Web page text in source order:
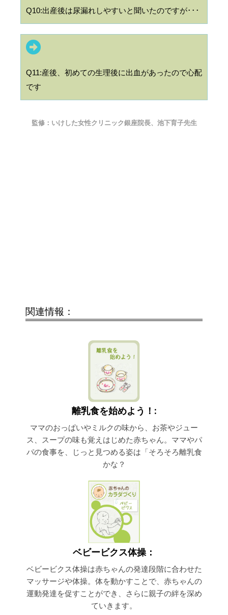
Q10:出産後は尿漏れしやすいと聞いたのですが･･･
Q11:産後、初めての生理後に出血があったので心配
です
監修：いけした女性クリニック銀座院長、池下育子先生
関連情報：
離乳食を始めよう！:
ママのおっぱいやミルクの味から、お茶やジュー
ス、スープの味も覚えはじめた赤ちゃん。ママやパ
パの食事を、じっと見つめる姿は「そろそろ離乳食
かな？
ベビービクス体操：
ベビービクス体操は赤ちゃんの発達段階に合わせた
マッサージや体操。体を動かすことで、赤ちゃんの
運動発達を促すことができ、さらに親子の絆を深め
ていきます。